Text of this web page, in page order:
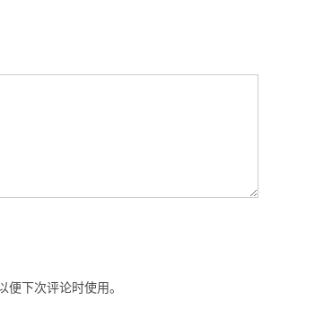
下次评论时使用。